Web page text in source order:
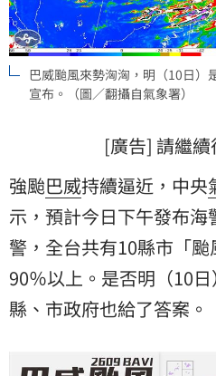
巴威颱風來勢洶洶，明（10日）
宣布。（圖／翻攝自氣象署）
[廣告] 請繼
強颱巴威持續逼近，中央
示，預計今日下午發布
警，全台共有10縣市「
90％以上。是否明（10日
縣 、市政府也給了答案。